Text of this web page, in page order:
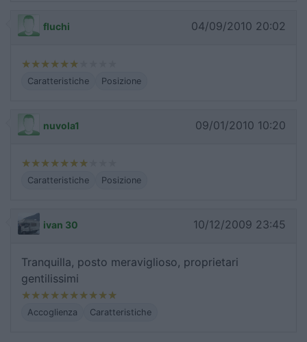
fluchi 04/09/2010 20:02
Caratteristiche Posizione
nuvola1 09/01/2010 10:20
Caratteristiche Posizione
ivan 30 10/12/2009 23:45
Tranquilla, posto meraviglioso, proprietari
gentilissimi
Accoglienza Caratteristiche